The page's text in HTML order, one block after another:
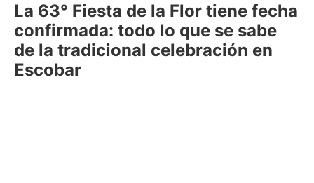
La 63° Fiesta de la Flor tiene fecha
confirmada: todo lo que se sabe
de la tradicional celebración en
Escobar